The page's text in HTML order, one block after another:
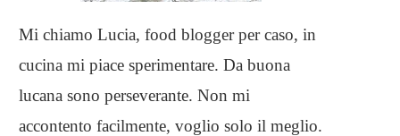
Mi chiamo Lucia, food blogger per caso, in
cucina mi piace sperimentare. Da buona
lucana sono perseverante. Non mi
accontento facilmente, voglio solo il meglio.